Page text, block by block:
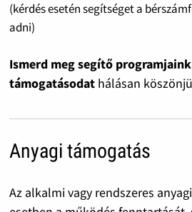
(kérdés esetén segítséget a
adni)
Ismerd meg segítő
támogatásodat hálásan
Anyagi támogatás
Az alkalmi vagy rendszeres